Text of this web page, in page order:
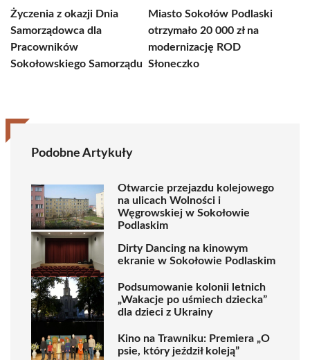
Życzenia z okazji Dnia
Samorządowca dla
Pracowników
Sokołowskiego Samorządu
Miasto Sokołów Podlaski
otrzymało 20 000 zł na
modernizację ROD
Słoneczko
Podobne Artykuły
Otwarcie przejazdu kolejowego
na ulicach Wolności i
Węgrowskiej w Sokołowie
Podlaskim
Dirty Dancing na kinowym
ekranie w Sokołowie Podlaskim
Podsumowanie kolonii letnich
„Wakacje po uśmiech dziecka”
dla dzieci z Ukrainy
Kino na Trawniku: Premiera „O
psie, który jeździł koleją”